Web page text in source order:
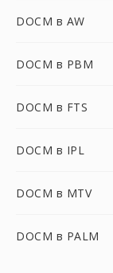
DOCM в AW
DOCM в PBM
DOCM в FTS
DOCM в IPL
DOCM в MTV
DOCM в PALM